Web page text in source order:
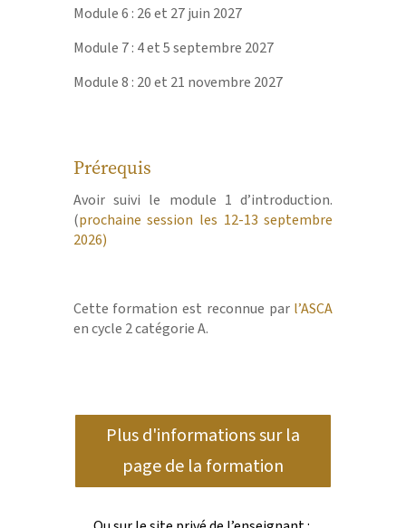
Module 6 : 26 et 27 juin 2027
Module 7 : 4 et 5 septembre 2027
Module 8 : 20 et 21 novembre 2027
Prérequis
Avoir suivi le module 1 d’introduction.
(prochaine session les 12-13 septembre
2026)
Cette formation est reconnue par l’ASCA
en cycle 2 catégorie A.
Plus d'informations sur la
page de la formation